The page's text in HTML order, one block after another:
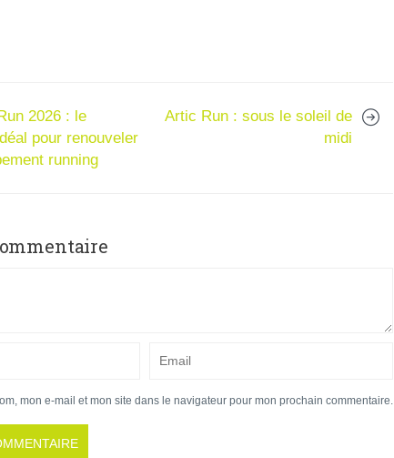
2026 : le
pour renouveler
running
Artic Run : sous le soleil de
midi
mon e-mail et mon site dans le navigateur pour mon prochain commentaire.